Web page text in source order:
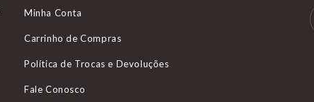
Minha Conta
Carrinho de Compras
Política de Trocas e Devoluções
Fale Conosco